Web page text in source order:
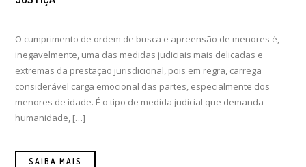
O cumprimento de ordem de busca e apreensão de menores é,
inegavelmente, uma das medidas judiciais mais delicadas e
extremas da prestação jurisdicional, pois em regra, carrega
considerável carga emocional das partes, especialmente dos
menores de idade. É o tipo de medida judicial que demanda
humanidade, […]
SAIBA MAIS